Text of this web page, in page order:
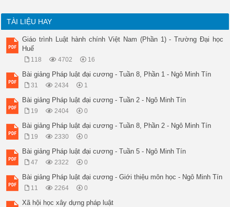
TÀI LIỆU HAY
Giáo trình Luật hành chính Việt Nam (Phần 1) - Trường Đại học
Huế
118 4702 16
Bài giảng Pháp luật đại cương - Tuần 8, Phần 1 - Ngô Minh Tín
31 2434 1
Bài giảng Pháp luật đại cương - Tuần 2 - Ngô Minh Tín
19 2404 0
Bài giảng Pháp luật đại cương - Tuần 8, Phần 2 - Ngô Minh Tín
19 2330 0
Bài giảng Pháp luật đại cương - Tuần 5 - Ngô Minh Tín
47 2322 0
Bài giảng Pháp luật đại cương - Giới thiệu môn học - Ngô Minh Tín
11 2264 0
Xã hội học xây dựng pháp luật